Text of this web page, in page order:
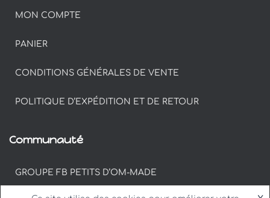
MON COMPTE
PANIER
CONDITIONS GÉNÉRALES DE VENTE
POLITIQUE D’EXPÉDITION ET DE RETOUR
Communauté
GROUPE FB PETITS D’OM-MADE